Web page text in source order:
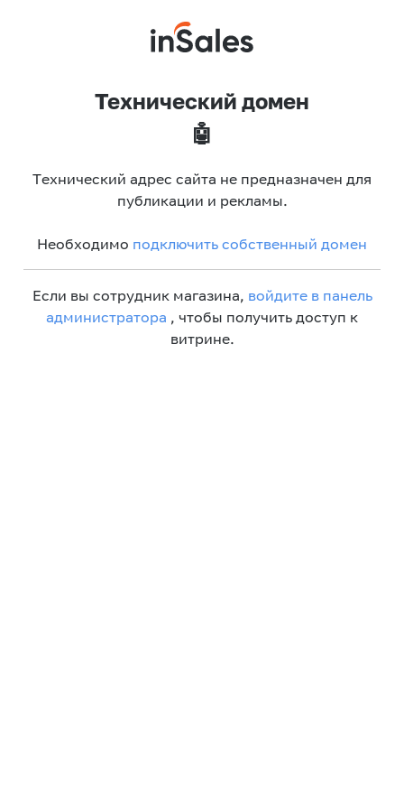
Технический домен
🤖
Технический адрес сайта не предназначен для
публикации и рекламы.
Необходимо подключить собственный домен
Если вы сотрудник магазина, войдите в панель
администратора , чтобы получить доступ к
витрине.